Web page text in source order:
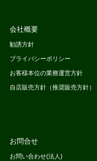
会社概要
勧誘方針
プライバシーポリシー
お客様本位の業務運営方針
自店販売方針（推奨販売方針）
お問合せ
お問い合わせ(法人)